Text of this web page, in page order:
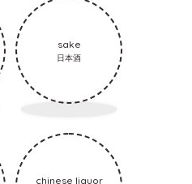
sake
日本酒
chinese liquor